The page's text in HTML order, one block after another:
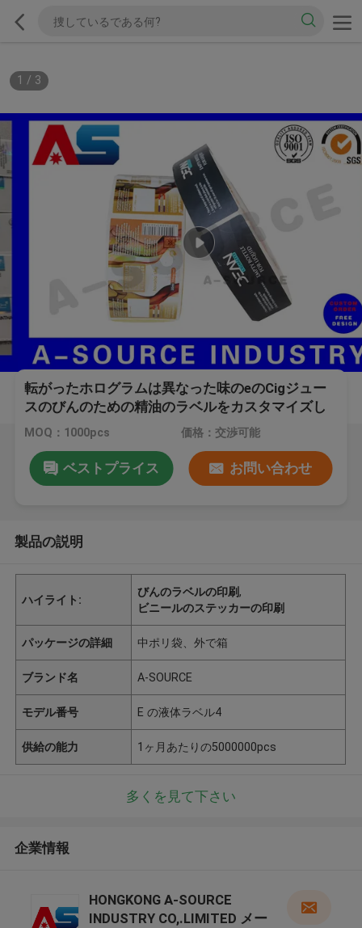
1 / 3
転がったホログラムは異なった味のeのCigジュー
スのびんのための精油のラベルをカスタマイズし
ました
MOQ：1000pcs 価格：交渉可能
ベストプライス お問い合わせ
製品の説明
ハイライト:
びんのラベルの印刷,
ビニールのステッカーの印刷
パッケージの詳細 中ポリ袋、外で箱
ブランド名 A-SOURCE
モデル番号 E の液体ラベル4
供給の能力 1ヶ月あたりの5000000pcs
多くを見て下さい
企業情報
HONGKONG A-SOURCE
INDUSTRY CO,.LIMITED メー